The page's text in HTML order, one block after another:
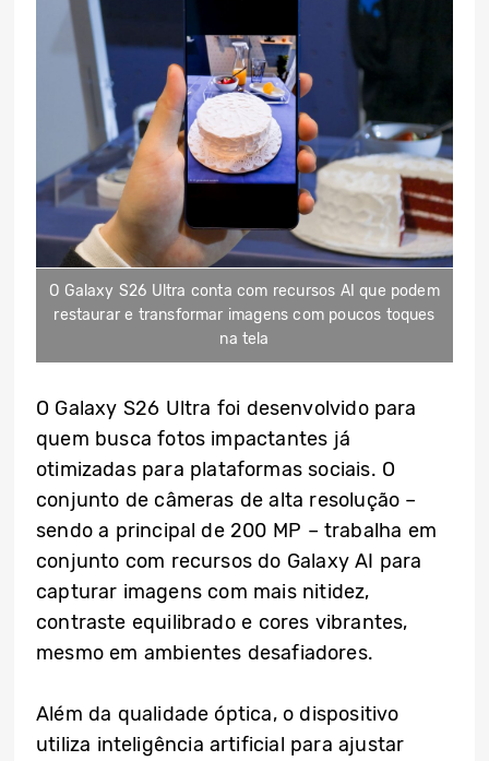
O Galaxy S26 Ultra conta com recursos AI que podem
restaurar e transformar imagens com poucos toques
na tela
O Galaxy S26 Ultra foi desenvolvido para
quem busca fotos impactantes já
otimizadas para plataformas sociais. O
conjunto de câmeras de alta resolução –
sendo a principal de 200 MP – trabalha em
conjunto com recursos do Galaxy AI para
capturar imagens com mais nitidez,
contraste equilibrado e cores vibrantes,
mesmo em ambientes desafiadores.
Além da qualidade óptica, o dispositivo
utiliza inteligência artificial para ajustar